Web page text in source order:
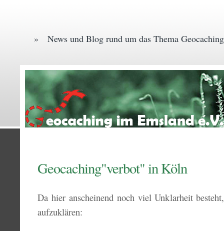
» News und Blog rund um das Thema
Geocaching"verbot" in Köln
Da hier anscheinend noch viel Unklarheit
aufzuklären: